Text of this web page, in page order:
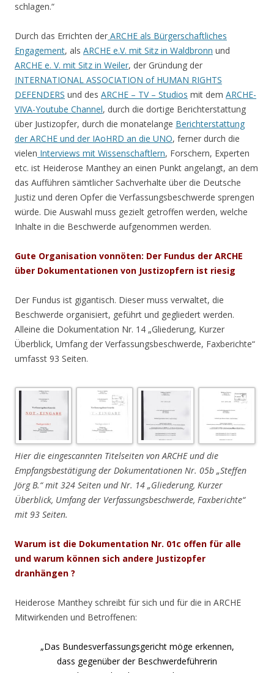
schlagen.“
Durch das Errichten der ARCHE als Bürgerschaftliches
Engagement, als ARCHE e.V. mit Sitz in Waldbronn und
ARCHE e. V. mit Sitz in Weiler, der Gründung der
INTERNATIONAL ASSOCIATION of HUMAN RIGHTS
DEFENDERS und des ARCHE – TV – Studios mit dem ARCHE-
VIVA-Youtube Channel, durch die dortige Berichterstattung
über Justizopfer, durch die monatelange Berichterstattung
der ARCHE und der IAoHRD an die UNO, ferner durch die
vielen Interviews mit Wissenschaftlern, Forschern, Experten
etc. ist Heiderose Manthey an einen Punkt angelangt, an dem
das Aufführen sämtlicher Sachverhalte über die Deutsche
Justiz und deren Opfer die Verfassungsbeschwerde sprengen
würde. Die Auswahl muss gezielt getroffen werden, welche
Inhalte in die Beschwerde aufgenommen werden.
Gute Organisation vonnöten: Der Fundus der ARCHE
über Dokumentationen von Justizopfern ist riesig
Der Fundus ist gigantisch. Dieser muss verwaltet, die
Beschwerde organisiert, geführt und gegliedert werden.
Alleine die Dokumentation Nr. 14 „Gliederung, Kurzer
Überblick, Umfang der Verfassungsbeschwerde, Faxberichte“
umfasst 93 Seiten.
Hier die eingescannten Titelseiten von ARCHE und die
Empfangsbestätigung der Dokumentationen Nr. 05b „Steffen
Jörg B.“ mit 324 Seiten und Nr. 14 „Gliederung, Kurzer
Überblick, Umfang der Verfassungsbeschwerde, Faxberichte“
mit 93 Seiten.
Warum ist die Dokumentation Nr. 01c offen für alle
und warum können sich andere Justizopfer
dranhängen ?
Heiderose Manthey schreibt für sich und für die in ARCHE
Mitwirkenden und Betroffenen:
„Das Bundesverfassungsgericht möge erkennen,
dass gegenüber der Beschwerdeführerin